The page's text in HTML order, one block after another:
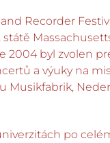
Recorder
2004 byl zvolen
a výuky na
po